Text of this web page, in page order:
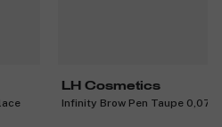
LH Cosmetics
Infinity Brow Pen Taupe 0,07 g